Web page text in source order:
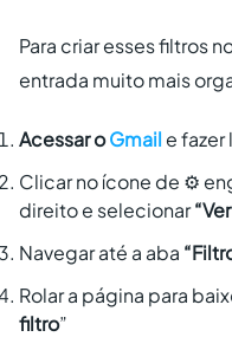
Para criar esses filtros
entrada muito mais
Acessar oGmail e fazer
Clicar no ícone de ⚙️
direito e selecionar
Navegar até a aba
Rolar a página para
filtro”